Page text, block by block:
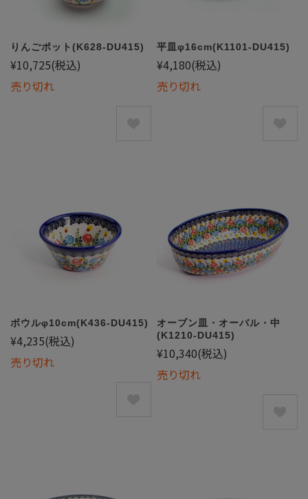
りんごポット(K628-DU415)
¥10,725(税込)
売り切れ
平皿φ16cm(K1101-DU415)
¥4,180(税込)
売り切れ
ボウルφ10cm(K436-DU415)
¥4,235(税込)
売り切れ
オーブン皿・オーバル・中
(K1210-DU415)
¥10,340(税込)
売り切れ